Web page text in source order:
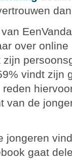
over
vindt zijn
van de
jongeren
gaat